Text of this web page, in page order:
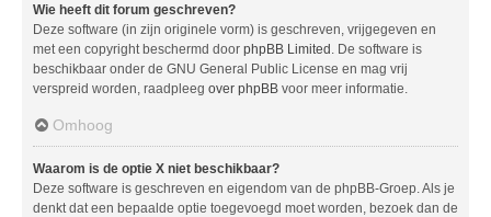
Wie heeft dit forum geschreven?
Deze software (in zijn originele vorm) is geschreven, vrijgegeven en
met een copyright beschermd door phpBB Limited . De software is
beschikbaar onder de GNU General Public License en mag vrij
verspreid worden, raadpleeg over phpBB voor meer informatie.
Omhoog
Waarom is de optie X niet beschikbaar?
Deze software is geschreven en eigendom van de phpBB-Groep. Als je
denkt dat een bepaalde optie toegevoegd moet worden, bezoek dan de